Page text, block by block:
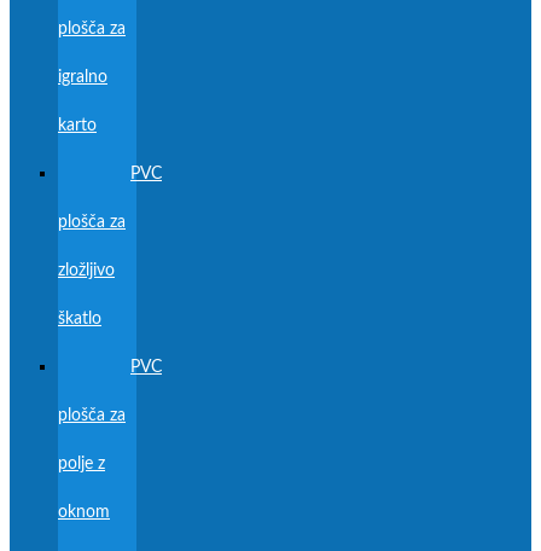
plošča za
igralno
karto
PVC
plošča za
zložljivo
škatlo
PVC
plošča za
polje z
oknom